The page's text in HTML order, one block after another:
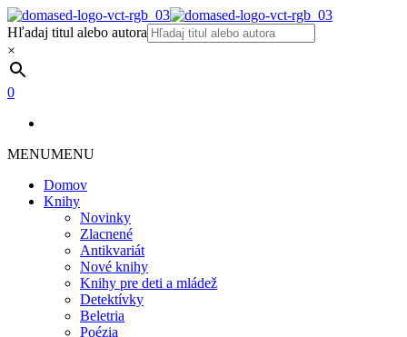
Hľadaj titul alebo autora
×
0
MENUMENU
Domov
Knihy
Novinky
Zlacnené
Antikvariát
Nové knihy
Knihy pre deti a mládež
Detektívky
Beletria
Poézia